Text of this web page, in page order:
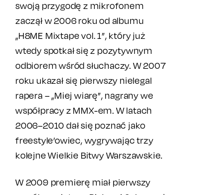
swoją przygodę z mikrofonem
zaczął w 2006 roku od albumu
„H8ME Mixtape vol. 1”, który już
wtedy spotkał się z pozytywnym
odbiorem wśród słuchaczy. W 2007
roku ukazał się pierwszy nielegal
rapera – „Miej wiarę”, nagrany we
współpracy z MMX-em. W latach
2006–2010 dał się poznać jako
freestyle’owiec, wygrywając trzy
kolejne Wielkie Bitwy Warszawskie.
W 2009 premierę miał pierwszy